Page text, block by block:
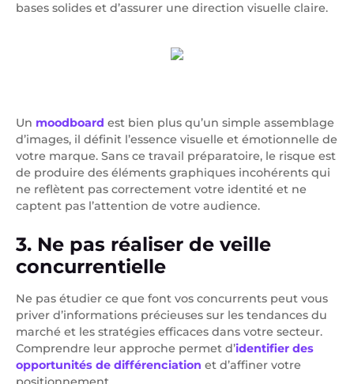
bases solides et d’assurer une direction visuelle claire.
Un moodboard est bien plus qu’un simple assemblage
d’images, il définit l’essence visuelle et émotionnelle de
votre marque. Sans ce travail préparatoire, le risque est
de produire des éléments graphiques incohérents qui
ne reflètent pas correctement votre identité et ne
captent pas l’attention de votre audience.
3. Ne pas réaliser de veille
concurrentielle
Ne pas étudier ce que font vos concurrents peut vous
priver d’informations précieuses sur les tendances du
marché et les stratégies efficaces dans votre secteur.
Comprendre leur approche permet d’identifier des
opportunités de différenciation et d’affiner votre